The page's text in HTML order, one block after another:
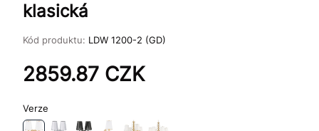
klasická
Kód produktu: LDW 1200-2 (GD)
2859.87 CZK
Verze